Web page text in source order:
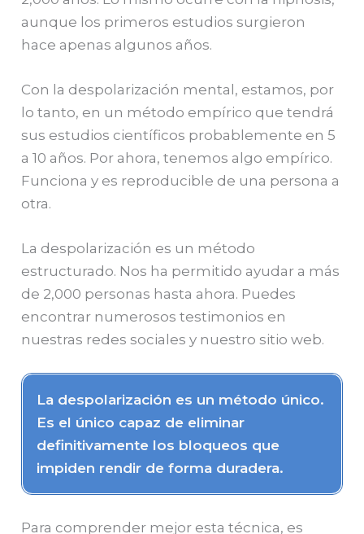
aunque los primeros estudios surgieron
hace apenas algunos años.
Con la despolarización mental, estamos, por
lo tanto, en un método empírico que tendrá
sus estudios científicos probablemente en 5
a 10 años. Por ahora, tenemos algo empírico.
Funciona y es reproducible de una persona a
otra.
La despolarización es un método
estructurado. Nos ha permitido ayudar a más
de 2,000 personas hasta ahora. Puedes
encontrar numerosos testimonios en
nuestras redes sociales y nuestro sitio web.
La despolarización es un método único.
Es el único capaz de eliminar
definitivamente los bloqueos que
impiden rendir de forma duradera.
Para comprender mejor esta técnica, es